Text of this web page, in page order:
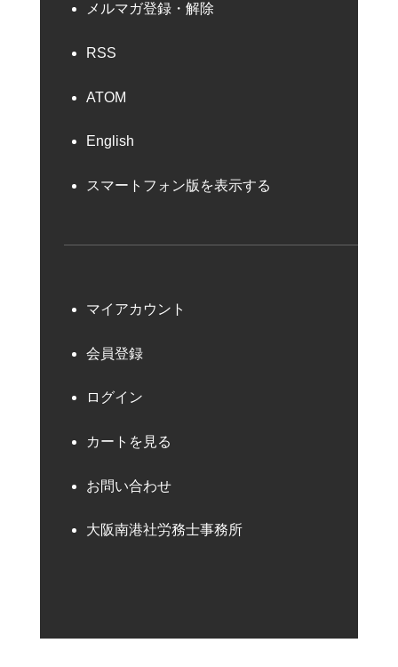
メルマガ登録・解除
RSS
ATOM
English
スマートフォン版を表示する
マイアカウント
会員登録
ログイン
カートを見る
お問い合わせ
大阪南港社労務士事務所